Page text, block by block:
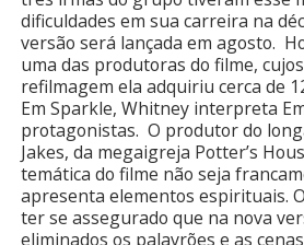
dificuldades em sua carreira na
versão será lançada em agosto.
uma das produtoras do filme,
refilmagem ela adquiriu cerca de
Em Sparkle, Whitney interpreta
protagonistas. O produtor do
Jakes, da megaigreja Potter’s
temática do filme não seja
apresenta elementos espirituais.
ter se assegurado que na nova
eliminados os palavrões e as